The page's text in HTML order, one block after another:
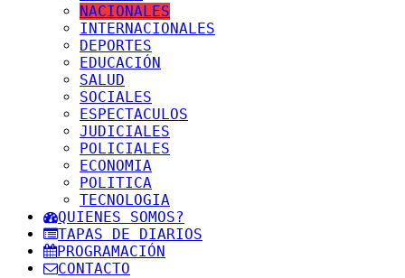
NACIONALES
INTERNACIONALES
DEPORTES
EDUCACIÓN
SALUD
SOCIALES
ESPECTACULOS
JUDICIALES
POLICIALES
ECONOMIA
POLITICA
TECNOLOGIA
QUIENES SOMOS?
TAPAS DE DIARIOS
PROGRAMACIÓN
CONTACTO